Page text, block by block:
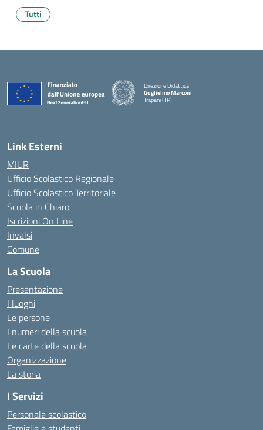
Tutti
Direzione Didattica
Guglielmo Marconi
Trapani (TP)
Link Esterni
MIUR
Ufficio Scolastico Regionale
Ufficio Scolastico Territoriale
Scuola in Chiaro
Iscrizioni On Line
Invalsi
Comune
La Scuola
Presentazione
I luoghi
Le persone
I numeri della scuola
Le carte della scuola
Organizzazione
La storia
I Servizi
Personale scolastico